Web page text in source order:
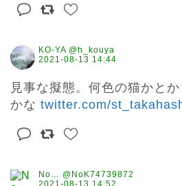
KO-YA @h_kouya
2021-08-13 14:44
見事な擬態。何色の猫かと
かな twitter.com/
No… @NoK74739872
2021-08-13 14:52